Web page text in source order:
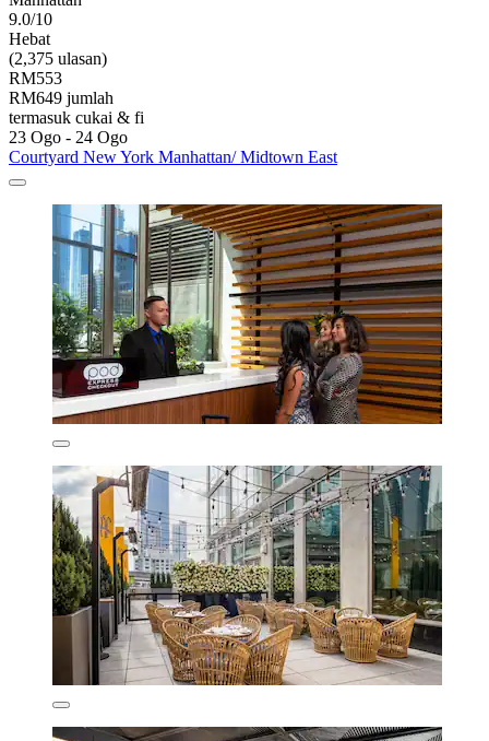
9.0/10
Hebat
(2,375 ulasan)
RM553
RM649 jumlah
termasuk cukai & fi
23 Ogo - 24 Ogo
Courtyard New York Manhattan/ Midtown East